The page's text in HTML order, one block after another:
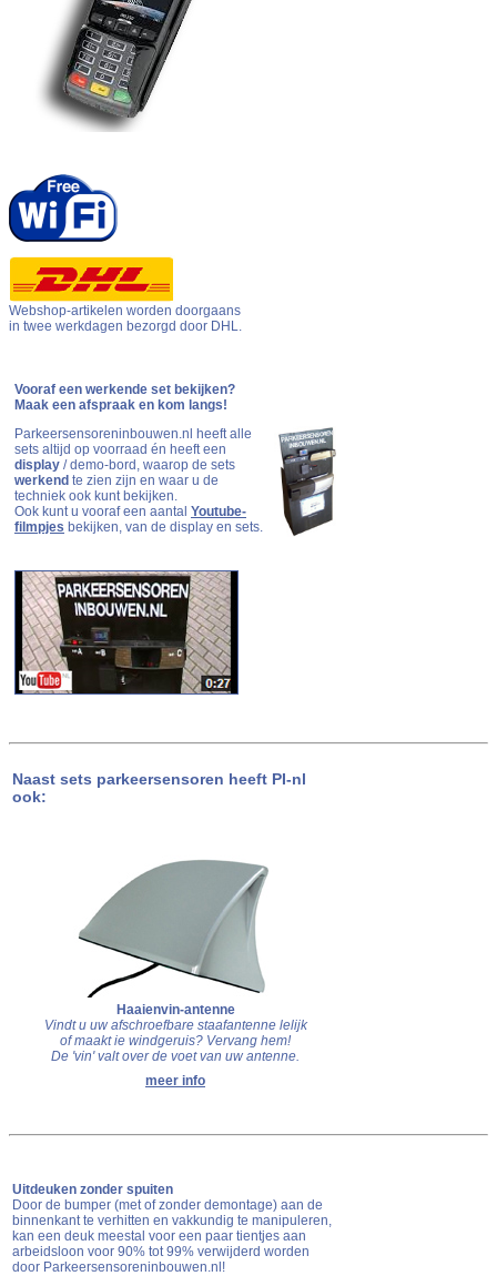
Webshop-artikelen worden doorgaans
in twee werkdagen bezorgd door DHL.
Vooraf een werkende set bekijken?
Maak een afspraak en kom langs!
Parkeersensoreninbouwen.nl heeft alle
sets altijd op voorraad én heeft een
display / demo-bord, waarop de sets
werkend te zien zijn en waar u de
techniek ook kunt bekijken.
Ook kunt u vooraf een aantal Youtube-
filmpjes bekijken, van de display en sets.
Naast sets parkeersensoren heeft PI-nl
ook:
Haaienvin-antenne
Vindt u uw afschroefbare staafantenne lelijk
of maakt ie windgeruis? Vervang hem!
De 'vin' valt over de voet van uw antenne.
meer info
Uitdeuken zonder spuiten
Door de bumper (met of zonder demontage) aan de
binnenkant te verhitten en vakkundig te manipuleren,
kan een deuk meestal voor een paar tientjes aan
arbeidsloon voor 90% tot 99% verwijderd worden
door Parkeersensoreninbouwen.nl!